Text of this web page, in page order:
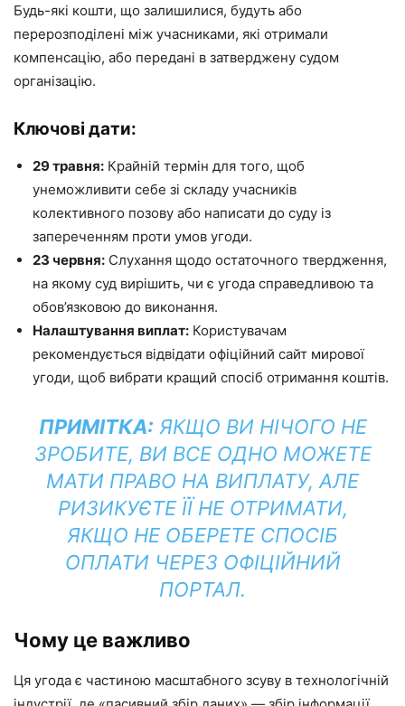
Будь-які кошти, що залишилися, будуть або
перерозподілені між учасниками, які отримали
компенсацію, або передані в затверджену судом
організацію.
Ключові дати:
29 травня: Крайній термін для того, щоб
унеможливити себе зі складу учасників
колективного позову або написати до суду із
запереченням проти умов угоди.
23 червня: Слухання щодо остаточного твердження,
на якому суд вирішить, чи є угода справедливою та
обов’язковою до виконання.
Налаштування виплат: Користувачам
рекомендується відвідати офіційний сайт мирової
угоди, щоб вибрати кращий спосіб отримання коштів.
ПРИМІТКА: ЯКЩО ВИ НІЧОГО НЕ
ЗРОБИТЕ, ВИ ВСЕ ОДНО МОЖЕТЕ
МАТИ ПРАВО НА ВИПЛАТУ, АЛЕ
РИЗИКУЄТЕ ЇЇ НЕ ОТРИМАТИ,
ЯКЩО НЕ ОБЕРЕТЕ СПОСІБ
ОПЛАТИ ЧЕРЕЗ ОФІЦІЙНИЙ
ПОРТАЛ.
Чому це важливо
Ця угода є частиною масштабного зсуву в технологічній